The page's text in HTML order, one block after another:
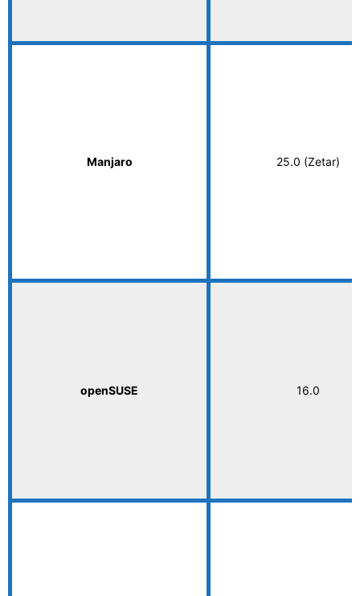
Manjaro 25.0 (Zetar)
openSUSE 16.0